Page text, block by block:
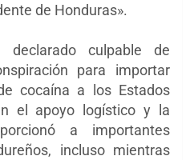
de Honduras».
culpable de
para importar
cocaína a los Estados
el apoyo logístico y la
a importantes
incluso mientras